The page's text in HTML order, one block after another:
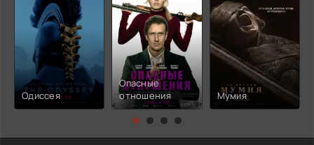
Одиссея
Опасные
отношения
Мумия